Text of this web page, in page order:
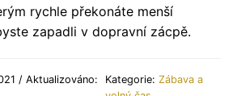
rychle překonáte menší
zapadli v dopravní zácpě.
/ Aktualizováno:
Kategorie: Zábava a